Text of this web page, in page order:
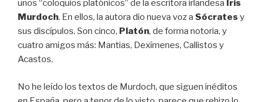
unos “coloquios platónicos” de la escritora irlandesa Iris
Murdoch. En ellos, la autora dio nueva voz a Sócrates y
sus discípulos. Son cinco, Platón, de forma notoria, y
cuatro amigos más: Mantias, Dexímenes, Callistos y
Acastos.
No he leído los textos de Murdoch, que siguen inéditos